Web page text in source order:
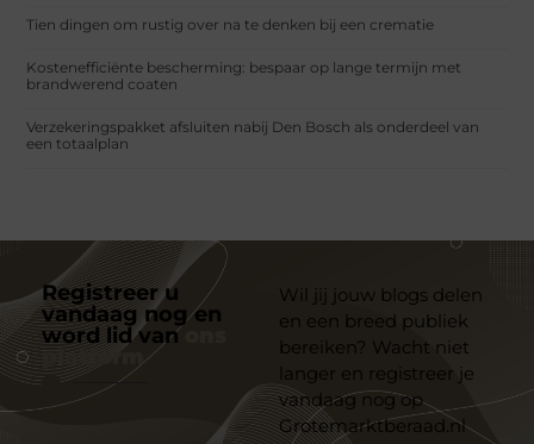
Tien dingen om rustig over na te denken bij een crematie
Kostenefficiënte bescherming: bespaar op lange termijn met
brandwerend coaten
Verzekeringspakket afsluiten nabij Den Bosch als onderdeel van
een totaalplan
Registreer u
vandaag nog en
word lid van
platform
Wil jij jouw blogs delen
en een breed publiek
bereiken? Wacht niet
langer en registreer je
vandaag nog op
Grotemarktberaad.nl